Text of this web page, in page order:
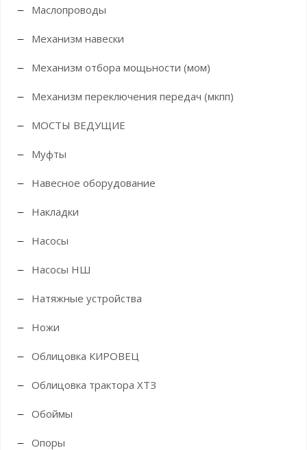
Маслопроводы
Механизм навески
Механизм отбора мощьности (мом)
Механизм переключения передач (мкпп)
МОСТЫ ВЕДУЩИЕ
Муфты
Навесное оборудование
Накладки
Насосы
Насосы НШ
Натяжные устройства
Ножи
Облицовка КИРОВЕЦ
Облицовка трактора ХТЗ
Обоймы
Опоры